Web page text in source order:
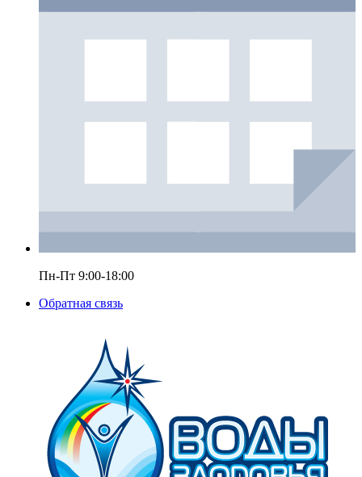
Пн-Пт 9:00-18:00
Обратная связь